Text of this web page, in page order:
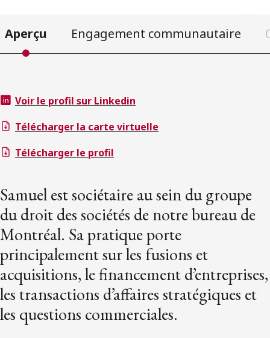
Aperçu Engagement communautaire
Voir le profil sur Linkedin
Télécharger la carte virtuelle
Télécharger le profil
Samuel est sociétaire au sein du groupe
du droit des sociétés de notre bureau de
Montréal. Sa pratique porte
principalement sur les fusions et
acquisitions, le financement d’entreprises,
les transactions d’affaires stratégiques et
les questions commerciales.